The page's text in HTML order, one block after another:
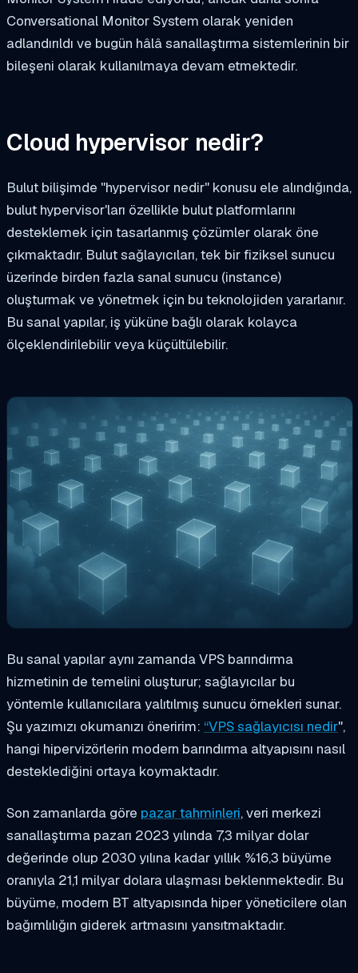
Conversational Monitor System olarak yeniden
adlandırıldı ve bugün hâlâ sanallaştırma sistemlerinin bir
bileşeni olarak kullanılmaya devam etmektedir.
Cloud hypervisor nedir?
Bulut bilişimde "hypervisor nedir" konusu ele alındığında,
bulut hypervisor'ları özellikle bulut platformlarını
desteklemek için tasarlanmış çözümler olarak öne
çıkmaktadır. Bulut sağlayıcıları, tek bir fiziksel sunucu
üzerinde birden fazla sanal sunucu (instance)
oluşturmak ve yönetmek için bu teknolojiden yararlanır.
Bu sanal yapılar, iş yüküne bağlı olarak kolayca
ölçeklendirilebilir veya küçültülebilir.
Bu sanal yapılar aynı zamanda VPS barındırma
hizmetinin de temelini oluşturur; sağlayıcılar bu
yöntemle kullanıcılara yalıtılmış sunucu örnekleri sunar.
Şu yazımızı okumanızı öneririm: “VPS sağlayıcısı nedir",
hangi hipervizörlerin modern barındırma altyapısını nasıl
desteklediğini ortaya koymaktadır.
Son zamanlarda göre pazar tahminleri, veri merkezi
sanallaştırma pazarı 2023 yılında 7,3 milyar dolar
değerinde olup 2030 yılına kadar yıllık %16,3 büyüme
oranıyla 21,1 milyar dolara ulaşması beklenmektedir. Bu
büyüme, modern BT altyapısında hiper yöneticilere olan
bağımlılığın giderek artmasını yansıtmaktadır.